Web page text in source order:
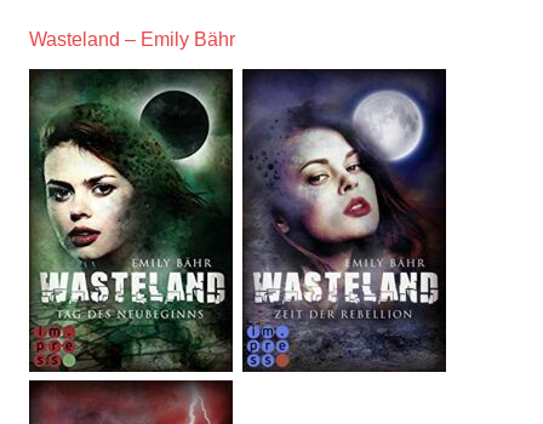
Wasteland – Emily Bähr